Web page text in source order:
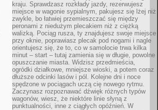
kraju. Sprawdzasz rozkłady jazdy, rezerwujesz
miejsce w wagonie sypialnym, pakujesz się lżej niż
zwykle, bo łatwiej przemieszczać się między
peronami z niedużym plecakiem niż z ciężką
walizką. Pociąg rusza, ty znajdujesz swoje miejsce
przy oknie, poprawiasz plecak pod nogami i nagle
orientujesz się, że to, co w samolocie trwa kilka
minut – start – tutaj zamienia się w długie, powolne
opuszczanie miasta. Widzisz przedmieścia,
ogródki działkowe, mniejsze wioski, a potem coraz
dłuższe odcinki lasów i pól. Kolejne dni i noce
spędzone w pociągach uczą cię nowego rytmu.
Zaczynasz rozpoznawać dźwięk różnych typów
wagonów, wiesz, że niektóre linie słyną z
punktualności, inne z ciągłych opóźnień. W